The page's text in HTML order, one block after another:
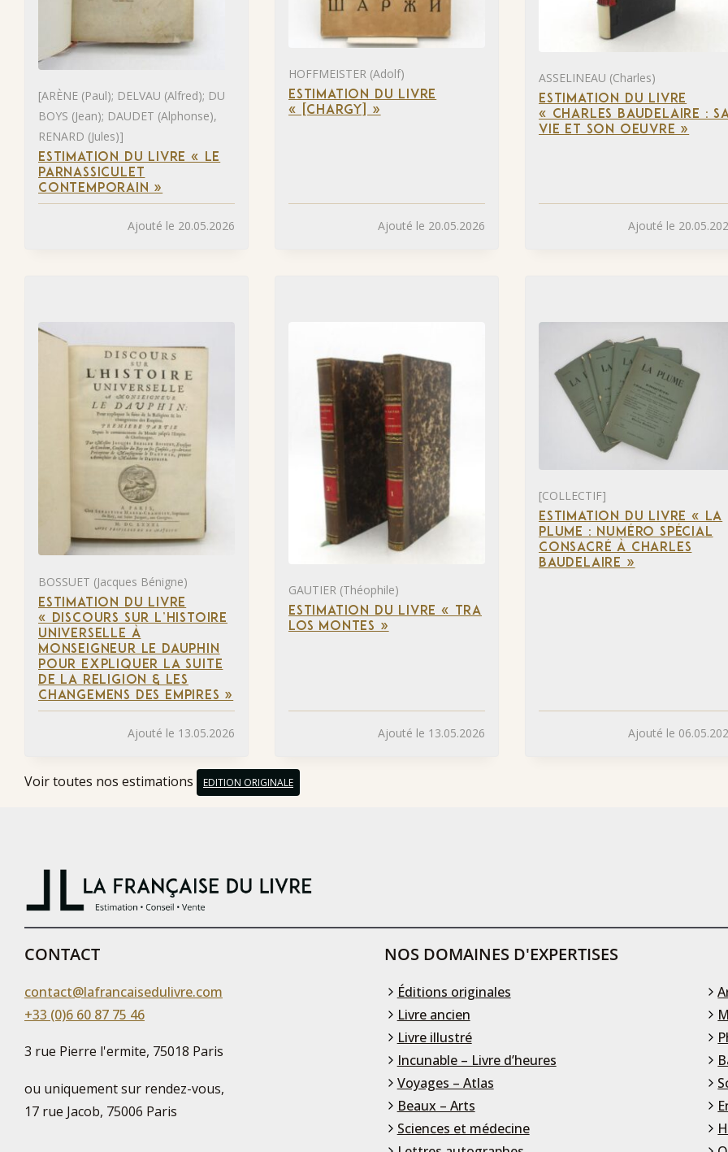
[ARÈNE (Paul); DELVAU (Alfred); DU
BOYS (Jean); DAUDET (Alphonse),
RENARD (Jules)]
ESTIMATION DU LIVRE « LE
PARNASSICULET
CONTEMPORAIN »
Ajouté le 20.05.2026
HOFFMEISTER (Adolf)
ESTIMATION DU LIVRE
« [CHARGY] »
Ajouté le 20.05.2026
ASSELINEAU (Charles)
ESTIMATION DU LIVRE
« CHARLES BAUDELAIRE :
VIE ET SON OEUVRE »
Ajouté le
BOSSUET (Jacques Bénigne)
ESTIMATION DU LIVRE
« DISCOURS SUR L’HISTOIRE
UNIVERSELLE À
MONSEIGNEUR LE DAUPHIN
POUR EXPLIQUER LA SUITE
DE LA RELIGION & LES
CHANGEMENS DES EMPIRES »
Ajouté le 13.05.2026
GAUTIER (Théophile)
ESTIMATION DU LIVRE « TRA
LOS MONTES »
Ajouté le 13.05.2026
[COLLECTIF]
ESTIMATION DU LIVRE « LA
PLUME : NUMÉRO SPÉCIAL
CONSACRÉ À CHARLES
BAUDELAIRE »
Ajouté le
Voir toutes nos estimations EDITION ORIGINALE
CONTACT
contact@lafrancaisedulivre.com
+33 (0)6 60 87 75 46
3 rue Pierre l'ermite, 75018 Paris
ou uniquement sur rendez-vous,
17 rue Jacob, 75006 Paris
NOS DOMAINES D'EXPERTISES
Éditions originales
Livre ancien
Livre illustré
Incunable – Livre d’heures
Voyages – Atlas
Beaux – Arts
Sciences et médecine